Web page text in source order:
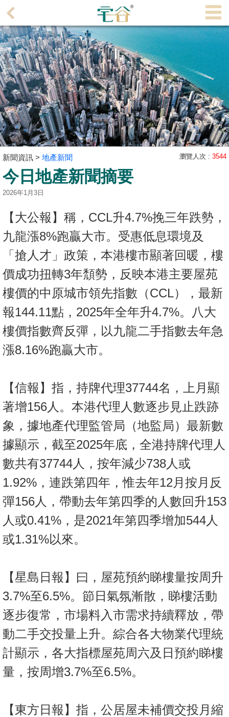
理
主
頁
搵
樓/
成
交
業
主
放
盤
谷
按
揭
地
產
博
客
地
產
數
據
公
佈
置
業
手
冊
於
們
新聞資訊 > 地產新聞 瀏覽人次 : 3544
今日地產新聞摘要
2026年1月3日
【大公報】稱，CCL升4.7%挽三年跌勢，
九龍漲8%跑贏大市。受惠低息環境及
「搶人才」政策，本港樓市顯著回暖，樓
價成功扭轉3年頹勢，反映本港主要屋苑
樓價的中原城市領先指數（CCL），最新
報144.11點，2025年全年升4.7%。八大
樓價指數齊反彈，以九龍二手指數去年急
漲8.16%跑贏大市。
【信報】指，持牌代理37744名，上月顯
著增156人。本港代理人數逐步見止跌跡
象，據地產代理監管局（地監局）最新數
據顯示，截至2025年底，全港持牌代理人
數共有37744人，按年減少738人或
1.92%，連跌第四年，惟去年12月按月反
彈156人，帶動去年第四季的人數回升153
人或0.41%，是2021年第四季增加544人
或1.31%以來。
【星島日報】曰，屋苑預約睇樓量按周升
3.7%至6.5%。節日氣氛漸散，睇樓活動
逐步復常，市場料入市需求持續釋放，帶
動二手交投量上升。綜合各大物業代理統
計顯示，各大指標屋苑周六及日預約睇樓
量，按周增3.7%至6.5%。
【東方日報】指，公居屋未補價交投月縮